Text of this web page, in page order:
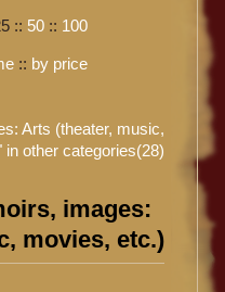
:: 50 :: 100
:: by price
Arts (theater, music,
in other categories(28)
images:
movies, etc.)